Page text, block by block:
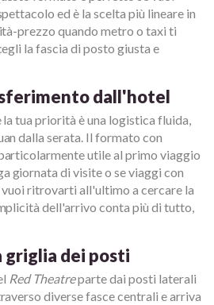
ed è la scelta più lineare in
prezzo quando metro o taxi ti
la fascia di posto giusta e
dall'hotel
la tua priorità è una logistica fluida,
dalla serata. Il formato con
utile al primo viaggio
giornata di visite o se viaggi con
vuoi ritrovarti all'ultimo a cercare la
dell'arrivo conta più di tutto,
griglia dei posti
Red Theatreparte dai posti laterali
diverse fasce centrali e arriva